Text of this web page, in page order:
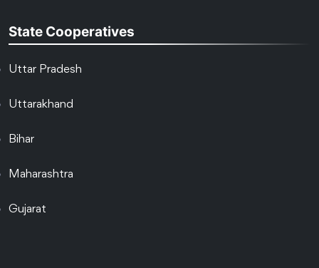
State Cooperatives
Uttar Pradesh
Uttarakhand
Bihar
Maharashtra
Gujarat